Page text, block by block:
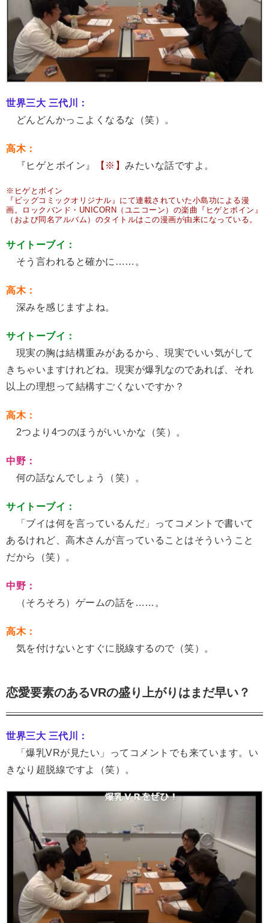
世界三大 三代川：
どんどんかっこよくなるな（笑）。
高木：
『ヒゲとボイン』
【※】 みたいな話ですよ。
※ヒゲとボイン
『ビッグコミックオリジナル』にて連載されていた小島功による漫
画。ロックバンド・UNICORN（ユニコーン）の楽曲『ヒゲとボイン』
（および同名アルバム）のタイトルはこの漫画が由来になっている。
サイトーブイ：
そう言われると確かに……。
高木：
深みを感じますよね。
サイトーブイ：
現実の胸は結構重みがあるから、現実でいい気がして
きちゃいますけれどね。現実が爆乳なのであれば、それ
以上の理想って結構すごくないですか？
高木：
2つより4つのほうがいいかな（笑）。
中野：
何の話なんでしょう（笑）。
サイトーブイ：
「ブイは何を言っているんだ」ってコメントで書いて
あるけれど、高木さんが言っていることはそういうこと
だから（笑）。
中野：
（そろそろ）ゲームの話を……。
高木：
気を付けないとすぐに脱線するので（笑）。
恋愛要素のあるVRの盛り上がりはまだ早い？
世界三大 三代川：
「爆乳VRが見たい」ってコメントでも来ています。い
きなり超脱線ですよ（笑）。